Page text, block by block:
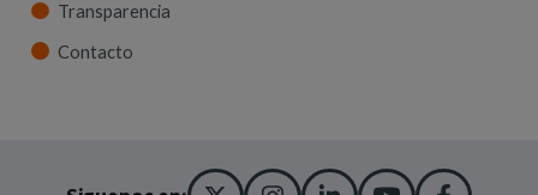
Transparencia
Contacto